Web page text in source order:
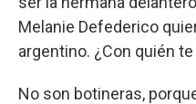
Melanie Defederico
argentino. ¿Con quién
No son botineras,